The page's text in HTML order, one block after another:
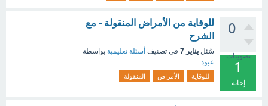
0
تصويتات
1
إجابة
للوقاية من الأمراض المنقولة - مع
الشرح
سُئل يناير 7 في تصنيف أسئلة تعليمية بواسطة
عبود
للوقاية الأمراض المنقولة